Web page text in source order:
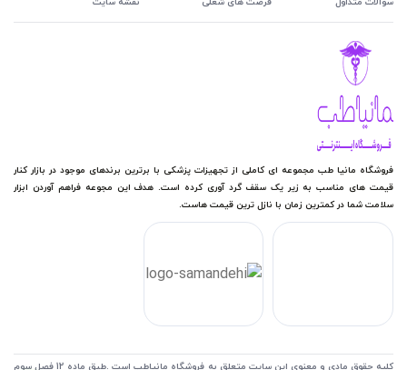
فروشگاه مانیا طب مجموعه ای کاملی از تجهیزات پزشکی با برترین برندهای موجود در بازار کنار
قیمت های مناسب به زیر یک سقف گرد آوری کرده است. هدف این مجوعه فراهم آوردن ابزار
سلامت شما در کمترین زمان با نازل ترین قیمت هاست.
کلیه حقوق مادی و معنوی این سایت متعلق به فروشگاه مانیاطب است .طبق ماده 12 فصل سوم